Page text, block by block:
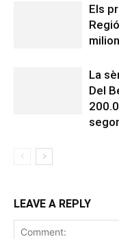
Els
La
Del
LEAVE A REPLY